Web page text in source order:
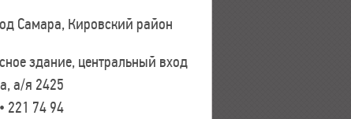
Самара, Кировский район
здание, центральный вход
а/я 2425
221 74 94